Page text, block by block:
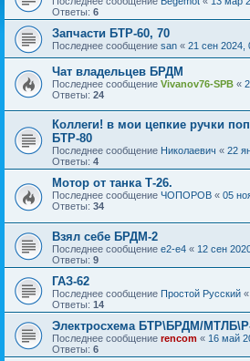
Ответы: 6
Запчасти БТР-60, 70
Последнее сообщение san « 21 сен 2024,
Чат владельцев БРДМ
Последнее сообщение Vivanov76-SPB «
Ответы: 24
Коллеги! в мои цепкие ручки
БТР-80
Последнее сообщение Николаевич « 22
Ответы: 4
Мотор от танка Т-26.
Последнее сообщение ЧОПОРОВ « 05
Ответы: 34
Взял себе БРДМ-2
Последнее сообщение e2-e4 « 12 сен
Ответы: 9
ГАЗ-62
Последнее сообщение Простой Русский «
Ответы: 14
Электросхема БТР\БРДМ/
Последнее сообщение rencom « 16 май
Ответы: 6